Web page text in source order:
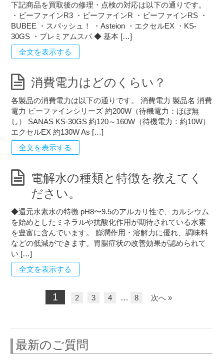
下記商品を買取後の修理・点検の対応は以下の通りです。
・ビーファインR3 ・ビーファインR ・ビーファインRS ・
BUBEE ・スパッシュ！ ・Asteion ・エクセルEX ・KS-
30GS ・プレミアムスパ ◆ 基本 […]
全文を表示する
消費電力はどのくらい？
各製品の消費電力は以下の通りです。 消費電力 製品名 消費
電力 ビーファインシリーズ 約200W（待機電力：ほぼ無
し） SANAS KS-30GS 約120～160W（待機電力：約10W）
エクセルEX 約130W As […]
全文を表示する
電解水の種類と特徴を教えてく
ださい。
◆還元水素水の特徴 pH8〜9.5のアルカリ性で、カルシウム
を始めとしたミネラルや抗酸化作用が期待されている水素
を豊富に含んでいます。 膨潤作用・溶解力に優れ、調味料
などの低減ができます。胃腸症状の改善効果が認められて
い […]
全文を表示する
1 2 3 4 … 8 次へ »
最新のご質問